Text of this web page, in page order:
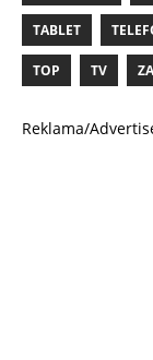
TABLET
TOP TV
Reklama/